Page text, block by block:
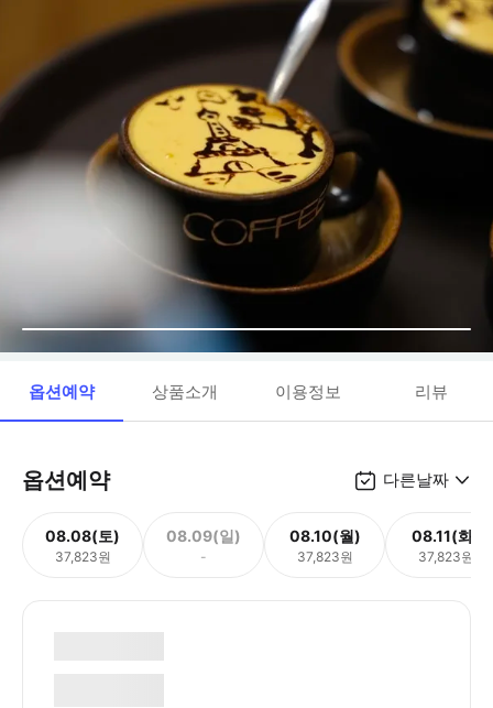
옵션예약 상품소개 이용정보 리뷰
옵션예약 다른날짜
08.08(토)
37,823원
08.09(일)
-
08.10(월)
37,823원
08.11(화)
37,823원